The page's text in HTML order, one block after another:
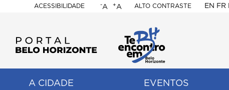
ACESSIBILIDADE
BELO
HORIZONTE
-A +A ALTO CONTRASTE EN FR
A CIDADE EVENTOS